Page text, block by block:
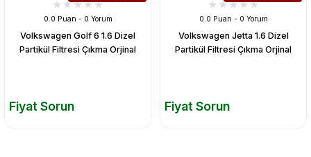
0.0 Puan - 0 Yorum
Volkswagen Golf 6 1.6 Dizel
Partikül Filtresi Çıkma Orjinal
Fiyat Sorun
0.0 Puan - 0 Yorum
Volkswagen Jetta 1.6 Dizel
Partikül Filtresi Çıkma Orjinal
Fiyat Sorun